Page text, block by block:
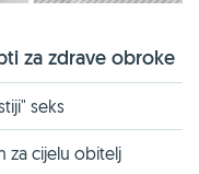
za zdrave obroke
seks
za cijelu obitelj